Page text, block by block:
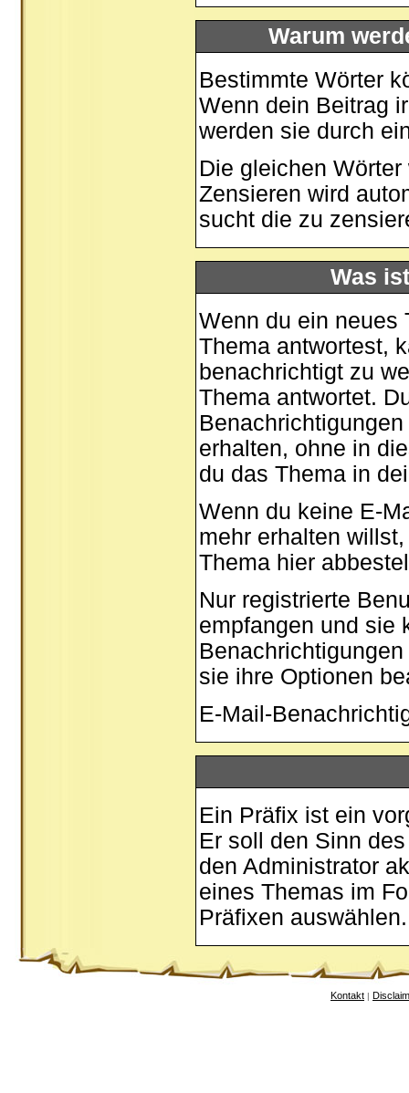
Warum
Bestimmte Wörter
Wenn dein Beitrag
werden sie durch
Die gleichen
Zensieren wird
sucht die zu
Was
Wenn du ein neues
Thema antwortest,
benachrichtigt zu
Thema antwortet.
erhalten, ohne in
du das Thema in
Wenn du keine E-
mehr erhalten
Thema hier
Nur registrierte
empfangen und sie
sie ihre Optionen
E-Mail-
Ein Präfix ist ein
Er soll den Sinn
den Administrator
eines Themas im
Präfixen auswählen.
Kontakt |